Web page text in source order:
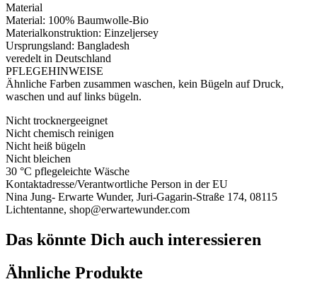
Material
Material: 100% Baumwolle-Bio
Materialkonstruktion: Einzeljersey
Ursprungsland: Bangladesh
veredelt in Deutschland
PFLEGEHINWEISE
Ähnliche Farben zusammen waschen, kein Bügeln auf Druck,
waschen und auf links bügeln.
Nicht trocknergeeignet
Nicht chemisch reinigen
Nicht heiß bügeln
Nicht bleichen
30 °C pflegeleichte Wäsche
Kontaktadresse/Verantwortliche Person in der EU
Nina Jung- Erwarte Wunder, Juri-Gagarin-Straße 174, 08115
Lichtentanne, shop@erwartewunder.com
Das könnte Dich auch interessieren
Ähnliche Produkte